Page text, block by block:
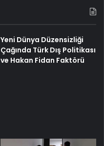
Yeni Dünya Düzensizliği
Çağında Türk Dış Politikası
ve Hakan Fidan Faktörü